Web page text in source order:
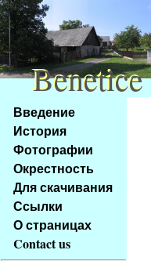
Na
obsah
stránky
Klávesové
zkratky
tomto
webu
základní
Введение
История
Фотографии
Окрестность
Для скачивания
Ссылки
О страницах
Contact us
Benetice
Benetice